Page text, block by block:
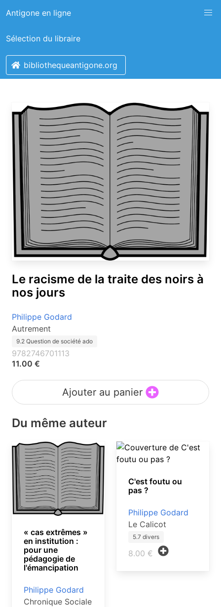
Antigone en ligne
Sélection du libraire
bibliothequeantigone.org
Le racisme de la traite des noirs à
nos jours
Philippe Godard
Autrement
9.2 Question de société ado
9782746701113
11.00 €
Ajouter au panier
Du même auteur
« cas extrêmes »
en institution :
pour une
pédagogie de
l'émancipation
Philippe Godard
Chronique Sociale
C'est foutu ou
pas ?
Philippe Godard
Le Calicot
5.7 divers
8.00 €